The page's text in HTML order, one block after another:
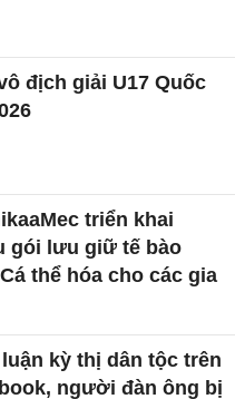
địch giải U17 Quốc
triển khai
gói lưu giữ tế bào
thể hóa cho các gia
kỳ thị dân tộc trên
người đàn ông bị